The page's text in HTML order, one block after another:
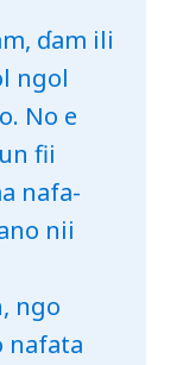
ɗam ili
ngol
No e
fii
nafa-
nii
ngo
nafata